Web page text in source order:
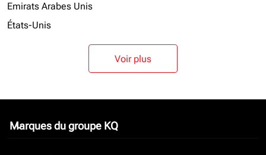
Emirats Arabes Unis
États-Unis
Voir plus
Marques du groupe KQ
keyboard_arrow_down